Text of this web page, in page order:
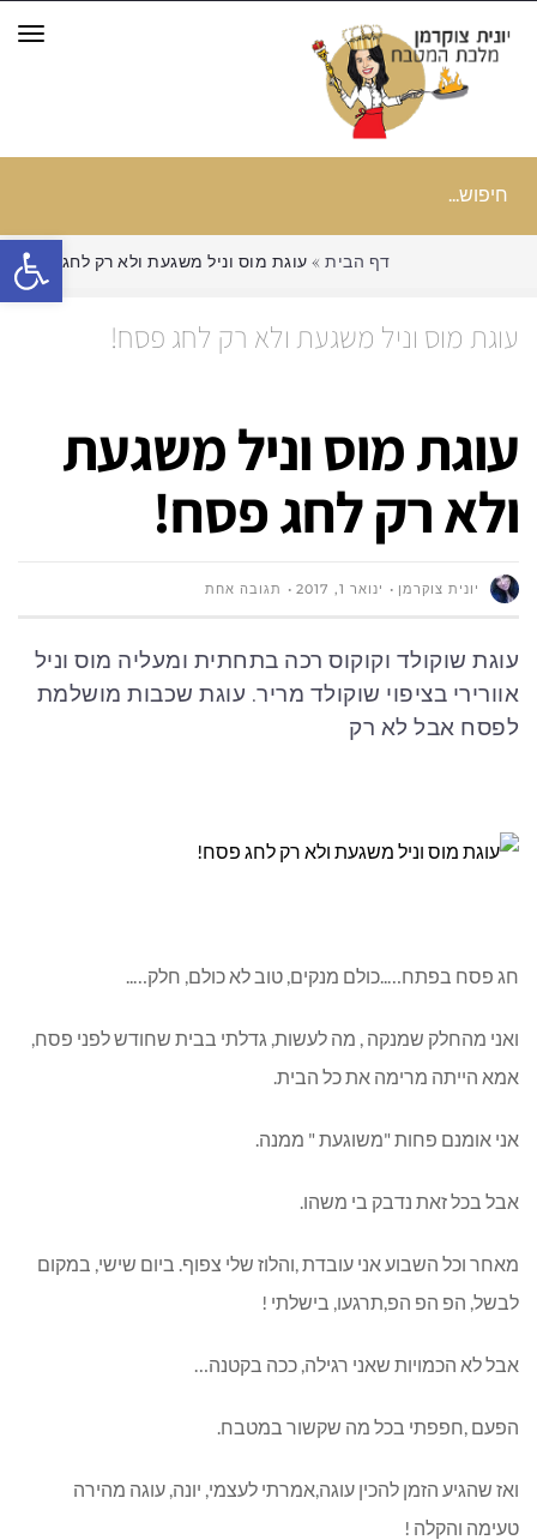
פתח
חיפוש
דף הבית » עוגת מוס וניל משגעת ולא רק לחג פסח!
עוגת מוס וניל משגעת ולא רק לחג פסח!
עוגת מוס וניל משגעת
ולא רק לחג פסח!
יונית צוקרמן ינואר 1, 2017 תגובה אחת
עוגת שוקולד וקוקוס רכה בתחתית ומעליה מוס וניל
אוורירי בציפוי שוקולד מריר. עוגת שכבות מושלמת
לפסח אבל לא רק
חג פסח בפתח…..כולם מנקים, טוב לא כולם, חלק…..
ואני מהחלק שמנקה , מה לעשות, גדלתי בבית שחודש לפני פסח,
אמא הייתה מרימה את כל הבית.
אני אומנם פחות "משוגעת " ממנה.
אבל בכל זאת נדבק בי משהו.
מאחר וכל השבוע אני עובדת ,והלוז שלי צפוף. ביום שישי, במקום
לבשל, הפ הפ הפ,תרגעו, בישלתי !
אבל לא הכמויות שאני רגילה, ככה בקטנה…
הפעם ,חפפתי בכל מה שקשור במטבח.
ואז שהגיע הזמן להכין עוגה,אמרתי לעצמי, יונה, עוגה מהירה
טעימה והקלה !